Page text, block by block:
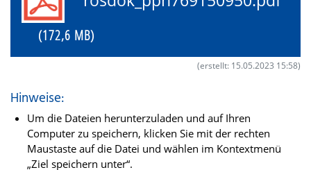
(172,6 MB)
(erstellt: 15.05.2023 15:58)
Hinweise:
Um die Dateien herunterzuladen und auf Ihren
Computer zu speichern, klicken Sie mit der rechten
Maustaste auf die Datei und wählen im Kontextmenü
„Ziel speichern unter“.